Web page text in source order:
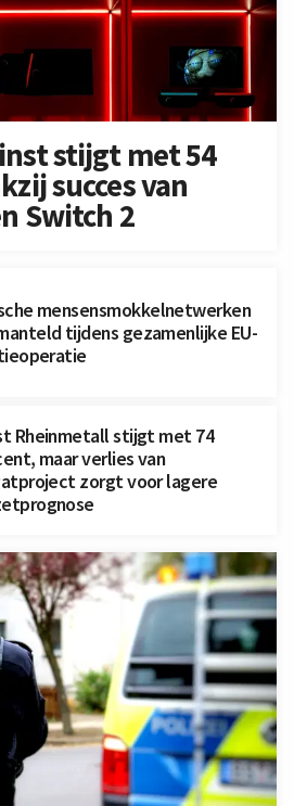
stijgt met 54
succes van
Switch 2
mensensmokkelnetwerken
tijdens gezamenlijke EU-
Rheinmetall stijgt met 74
maar verlies van
zorgt voor lagere